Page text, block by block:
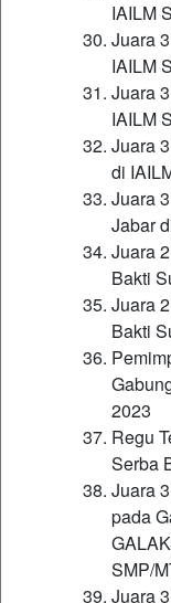
IAILM
Juara
IAILM
Juara
IAILM
Juara
di
Juara
Jabar
Juara
Bakti
Juara
Bakti
2023
Regu
Serba
Juara
pada
SMP/
Juara